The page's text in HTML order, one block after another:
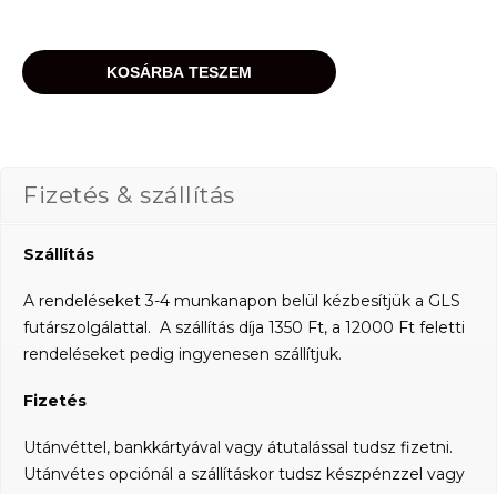
KOSÁRBA TESZEM
Fizetés & szállítás
Szállítás
A rendeléseket 3-4 munkanapon belül kézbesítjük a GLS
futárszolgálattal. A szállítás díja 1350 Ft, a 12000 Ft feletti
rendeléseket pedig ingyenesen szállítjuk.
Fizetés
Utánvéttel, bankkártyával vagy átutalással tudsz fizetni.
Utánvétes opciónál a szállításkor tudsz készpénzzel vagy